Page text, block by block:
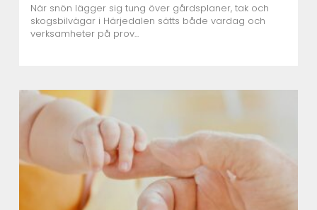
När snön lägger sig tung över gårdsplaner, tak och
skogsbilvägar i Härjedalen sätts både vardag och
verksamheter på prov...